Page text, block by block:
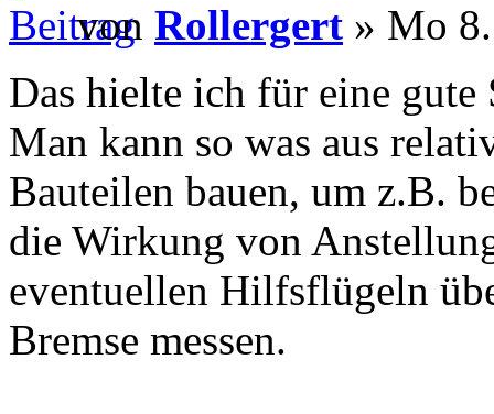
von Rollergert » Mo
Das hielte ich für eine gute
Man kann so was aus
Bauteilen bauen, um z.B.
die Wirkung von
eventuellen Hilfsflügeln
Bremse messen.